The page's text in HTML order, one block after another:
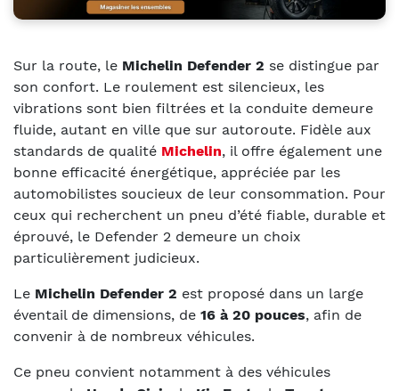
Sur la route, le Michelin Defender 2 se distingue par
son confort. Le roulement est silencieux, les
vibrations sont bien filtrées et la conduite demeure
fluide, autant en ville que sur autoroute. Fidèle aux
standards de qualité Michelin, il offre également une
bonne efficacité énergétique, appréciée par les
automobilistes soucieux de leur consommation. Pour
ceux qui recherchent un pneu d’été fiable, durable et
éprouvé, le Defender 2 demeure un choix
particulièrement judicieux.
Le Michelin Defender 2 est proposé dans un large
éventail de dimensions, de 16 à 20 pouces, afin de
convenir à de nombreux véhicules.
Ce pneu convient notamment à des véhicules